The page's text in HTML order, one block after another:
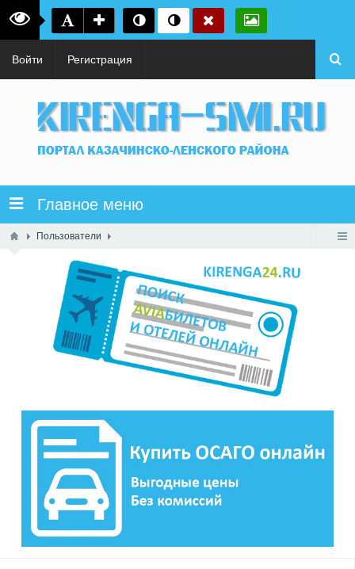
Войти Регистрация
Главное меню
Пользователи